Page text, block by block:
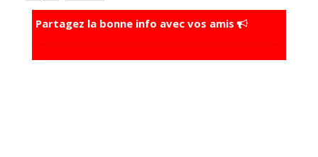
Partagez la bonne info avec vos amis